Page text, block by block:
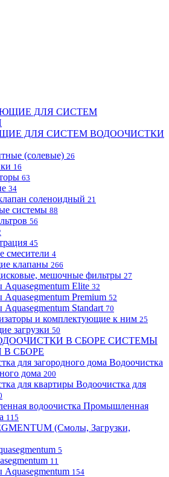
ДЛЯ СИСТЕМ ВОДООЧИСТКИ
(солевые) 26
16
63
34
соленоидный 21
системы 88
56
45
смесители 4
клапаны 266
мешочные фильтры 27
Aquasegmentum Elite 32
Aquasegmentum Premium 52
Standart 70
и комплектующие к ним 25
загрузки 50
СИСТЕМЫ
СБОРЕ
Водоочистка
дома 200
Водоочистка для
Промышленная
115
(Смолы, Загрузки,
5
11
Aquasegmentum 154